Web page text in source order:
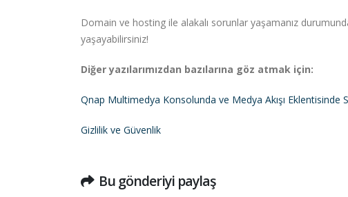
Domain ve hosting ile alakalı sorunlar yaşamanız
yaşayabilirsiniz!
Diğer yazılarımızdan bazılarına göz atmak için:
Qnap Multimedya Konsolunda ve Medya Akışı Eklentisinde
Gizlilik ve Güvenlik
Bu gönderiyi paylaş